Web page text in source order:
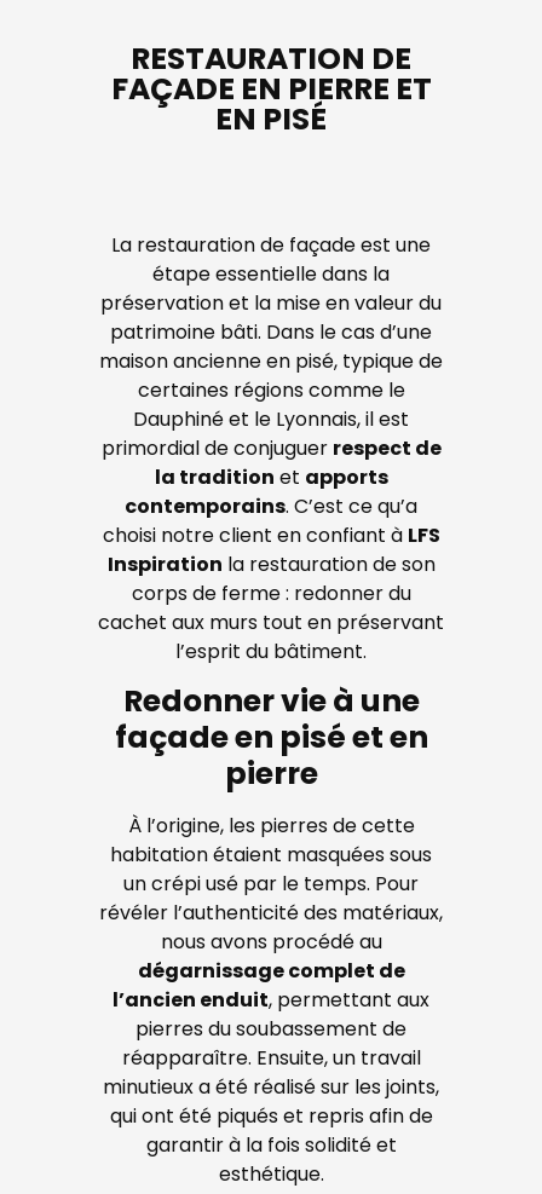
RESTAURATION DE
FAÇADE EN PIERRE ET
EN PISÉ
La restauration de façade est une
étape essentielle dans la
préservation et la mise en valeur du
patrimoine bâti. Dans le cas d’une
maison ancienne en pisé, typique de
certaines régions comme le
Dauphiné et le Lyonnais, il est
primordial de conjuguer respect de
la tradition et apports
contemporains. C’est ce qu’a
choisi notre client en confiant à LFS
Inspiration la restauration de son
corps de ferme : redonner du
cachet aux murs tout en préservant
l’esprit du bâtiment.
Redonner vie à une
façade en pisé et en
pierre
À l’origine, les pierres de cette
habitation étaient masquées sous
un crépi usé par le temps. Pour
révéler l’authenticité des matériaux,
nous avons procédé au
dégarnissage complet de
l’ancien enduit, permettant aux
pierres du soubassement de
réapparaître. Ensuite, un travail
minutieux a été réalisé sur les joints,
qui ont été piqués et repris afin de
garantir à la fois solidité et
esthétique.